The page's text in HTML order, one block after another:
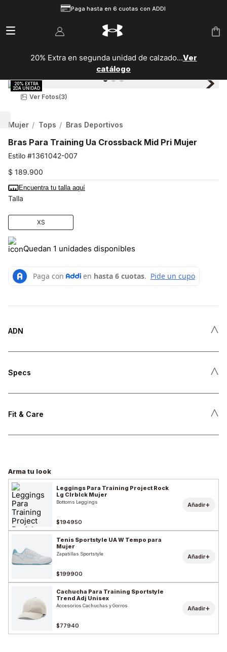
Paga hasta en 6 cuotas con ADDI
20% Extra en segunda unidad de calzado...Ver
catálogo
Ver Fotos(3)
Mujer Tops Bras Deportivos
Bras Para Training Ua Crossback Mid Pri Mujer
1361042-007
$ 189.900
Encuentra tu talla aquí
Talla
XS
Quedan 1 unidades disponibles
ADN ˄
Specs ˄
Fit & Care ˄
Arma tu look
Leggings Para Training Project Rock
Lg Clrblck Mujer
Bottoms Leggings
$194950
Añadir+
Tenis Sportstyle UA W Tempo para
Mujer
Zapatillas Sportstyle
$199900
Añadir+
Cachucha Para Training Sportstyle
Trend Adj Unisex
Accesorios Cachuchas y Gorros
$77940
Añadir+